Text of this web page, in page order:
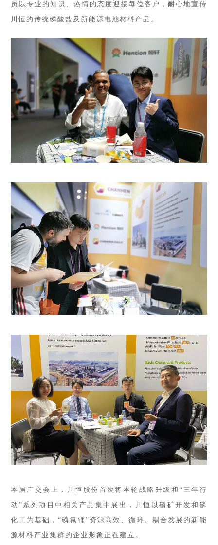
员以专业的知识、热情的态度迎接每位客户，耐心地宣传
川恒的传统磷酸盐及新能源电池材料产品。
本届广交会上，川恒股份首次将本轮战略升级和“三年行
动”系列项目中相关产品集中展出，川恒以磷矿开发和磷
化工为基础，“磷氟锂”资源高效、循环、耦合发展的新能
源材料产业集群的企业形象正在建立。